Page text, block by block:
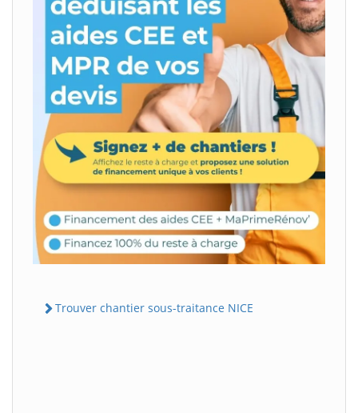
Trouver chantier sous-traitance NICE